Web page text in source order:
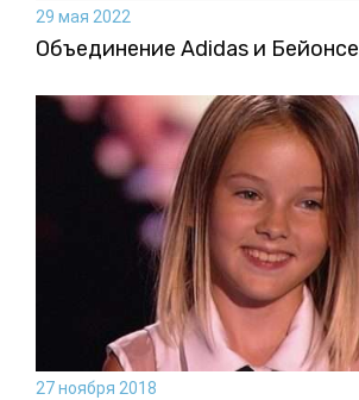
29 мая 2022
Объединение Adidas и Бейонсе
27 ноября 2018